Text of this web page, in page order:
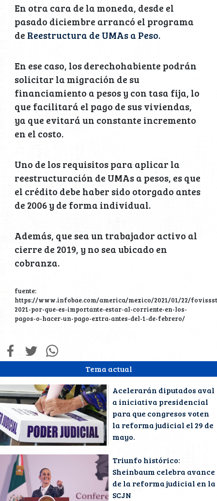
Tema actual
Acelerarán diputados aval
a iniciativa presidencial
para que congresos voten
la reforma judicial el 29 de
mayo.
Triunfo histórico:
Sheinbaum celebra avance
de la reforma judicial en la
SCJN
En otra cara de la moneda, desde el
pasado diciembre arrancó el programa
de Reestructura de UMAs a Peso.
En ese caso, los derechohabiente podrán
solicitar la migración de su
financiamiento a pesos y con tasa fija, lo
que facilitará el pago de sus viviendas,
ya que evitará un constante incremento
en el costo.
Uno de los requisitos para aplicar la
reestructuración de UMAs a pesos, es que
el crédito debe haber sido otorgado antes
de 2006 y de forma individual.
Además, que sea un trabajador activo al
cierre de 2019, y no sea ubicado en
cobranza.
fuente:
https://www.infobae.com/america/mexico/2021/01/22/
2021-por-que-es-importante-estar-al-corriente-en-los-
pagos-o-hacer-un-pago-extra-antes-del-1-de-febrero/